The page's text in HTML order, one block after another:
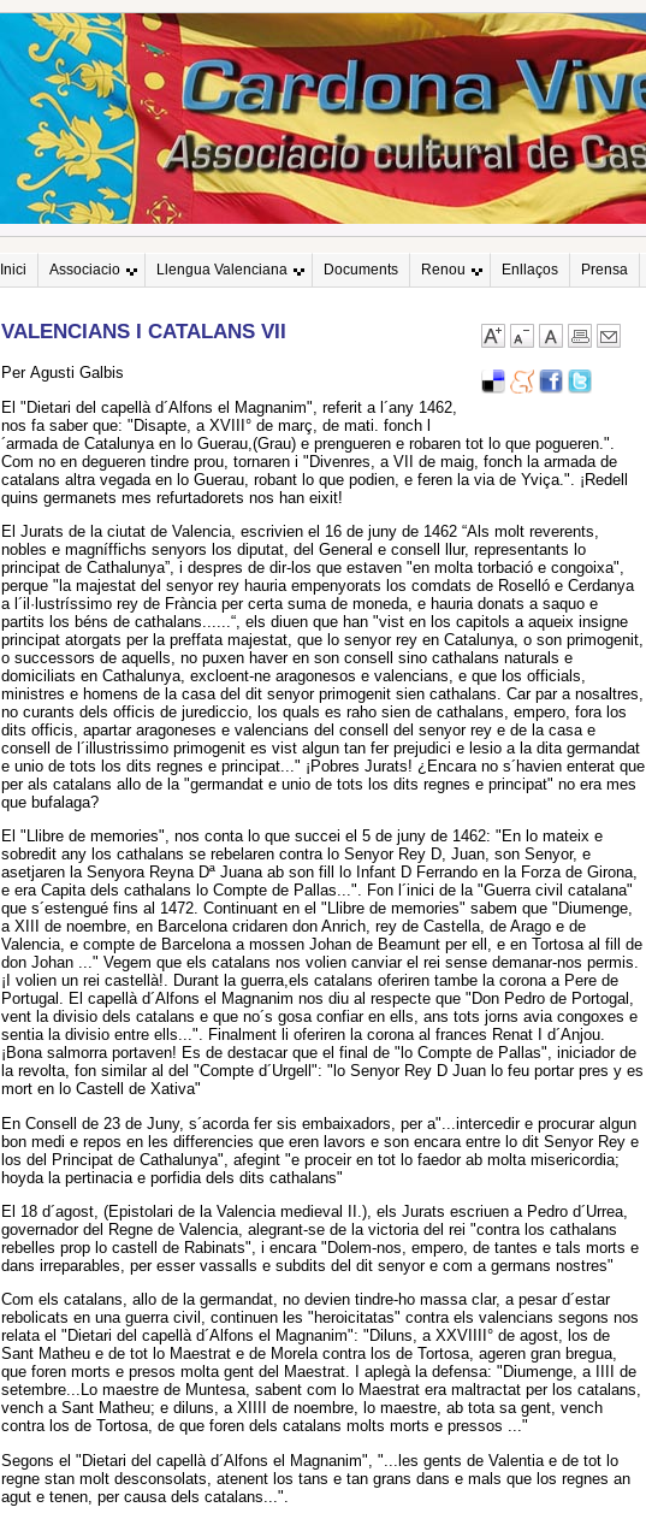
Inici Associacio Llengua Valenciana Documents Renou Enllaços Prensa
VALENCIANS I CATALANS VII
Per Agusti Galbis
El "Dietari del capellà d´Alfons el Magnanim", referit a l´any 1462,
nos fa saber que: "Disapte, a XVIII° de març, de mati. fonch l
´armada de Catalunya en lo Guerau,(Grau) e prengueren e robaren tot lo que pogueren.".
Com no en degueren tindre prou, tornaren i "Divenres, a VII de maig, fonch la armada de
catalans altra vegada en lo Guerau, robant lo que podien, e feren la via de Yviça.". ¡Redell
quins germanets mes refurtadorets nos han eixit!
El Jurats de la ciutat de Valencia, escrivien el 16 de juny de 1462 “Als molt reverents,
nobles e magníffichs senyors los diputat, del General e consell llur, representants lo
principat de Cathalunya”, i despres de dir-los que estaven "en molta torbació e congoixa",
perque "la majestat del senyor rey hauria empenyorats los comdats de Roselló e Cerdanya
a l´il·lustríssimo rey de Frància per certa suma de moneda, e hauria donats a saquo e
partits los béns de cathalans......“, els diuen que han "vist en los capitols a aqueix insigne
principat atorgats per la preffata majestat, que lo senyor rey en Catalunya, o son primogenit,
o successors de aquells, no puxen haver en son consell sino cathalans naturals e
domiciliats en Cathalunya, excloent-ne aragonesos e valencians, e que los officials,
ministres e homens de la casa del dit senyor primogenit sien cathalans. Car par a nosaltres,
no curants dels officis de jurediccio, los quals es raho sien de cathalans, empero, fora los
dits officis, apartar aragoneses e valencians del consell del senyor rey e de la casa e
consell de l´illustrissimo primogenit es vist algun tan fer prejudici e lesio a la dita germandat
e unio de tots los dits regnes e principat..." ¡Pobres Jurats! ¿Encara no s´havien enterat que
per als catalans allo de la "germandat e unio de tots los dits regnes e principat" no era mes
que bufalaga?
El "Llibre de memories", nos conta lo que succei el 5 de juny de 1462: "En lo mateix e
sobredit any los cathalans se rebelaren contra lo Senyor Rey D, Juan, son Senyor, e
asetjaren la Senyora Reyna Dª Juana ab son fill lo Infant D Ferrando en la Forza de Girona,
e era Capita dels cathalans lo Compte de Pallas...". Fon l´inici de la "Guerra civil catalana"
que s´estengué fins al 1472. Continuant en el "Llibre de memories" sabem que "Diumenge,
a XIII de noembre, en Barcelona cridaren don Anrich, rey de Castella, de Arago e de
Valencia, e compte de Barcelona a mossen Johan de Beamunt per ell, e en Tortosa al fill de
don Johan ..." Vegem que els catalans nos volien canviar el rei sense demanar-nos permis.
¡I volien un rei castellà!. Durant la guerra,els catalans oferiren tambe la corona a Pere de
Portugal. El capellà d´Alfons el Magnanim nos diu al respecte que "Don Pedro de Portogal,
vent la divisio dels catalans e que no´s gosa confiar en ells, ans tots jorns avia congoxes e
sentia la divisio entre ells...". Finalment li oferiren la corona al frances Renat I d´Anjou.
¡Bona salmorra portaven! Es de destacar que el final de "lo Compte de Pallas", iniciador de
la revolta, fon similar al del "Compte d´Urgell": "lo Senyor Rey D Juan lo feu portar pres y es
mort en lo Castell de Xativa"
En Consell de 23 de Juny, s´acorda fer sis embaixadors, per a"...intercedir e procurar algun
bon medi e repos en les differencies que eren lavors e son encara entre lo dit Senyor Rey e
los del Principat de Cathalunya", afegint "e proceir en tot lo faedor ab molta misericordia;
hoyda la pertinacia e porfidia dels dits cathalans"
El 18 d´agost, (Epistolari de la Valencia medieval II.), els Jurats escriuen a Pedro d´Urrea,
governador del Regne de Valencia, alegrant-se de la victoria del rei "contra los cathalans
rebelles prop lo castell de Rabinats", i encara "Dolem-nos, empero, de tantes e tals morts e
dans irreparables, per esser vassalls e subdits del dit senyor e com a germans nostres"
Com els catalans, allo de la germandat, no devien tindre-ho massa clar, a pesar d´estar
rebolicats en una guerra civil, continuen les "heroicitatas" contra els valencians segons nos
relata el "Dietari del capellà d´Alfons el Magnanim": "Diluns, a XXVIIII° de agost, los de
Sant Matheu e de tot lo Maestrat e de Morela contra los de Tortosa, ageren gran bregua,
que foren morts e presos molta gent del Maestrat. I aplegà la defensa: "Diumenge, a IIII de
setembre...Lo maestre de Muntesa, sabent com lo Maestrat era maltractat per los catalans,
vench a Sant Matheu; e diluns, a XIIII de noembre, lo maestre, ab tota sa gent, vench
contra los de Tortosa, de que foren dels catalans molts morts e pressos ..."
Segons el "Dietari del capellà d´Alfons el Magnanim", "...les gents de Valentia e de tot lo
regne stan molt desconsolats, atenent los tans e tan grans dans e mals que los regnes an
agut e tenen, per causa dels catalans...".